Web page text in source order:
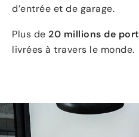
d’entrée et de garage.
Plus de 20 millions de
livrées à travers le monde.